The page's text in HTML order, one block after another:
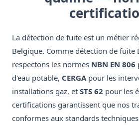
La détection de fuite est un métier
Belgique. Comme détection de fuite
respectons les normes NBN EN 806
d'eau potable, CERGApour les
installations gaz, et STS 62 pour les
certifications garantissent que nos
conformes aux standards